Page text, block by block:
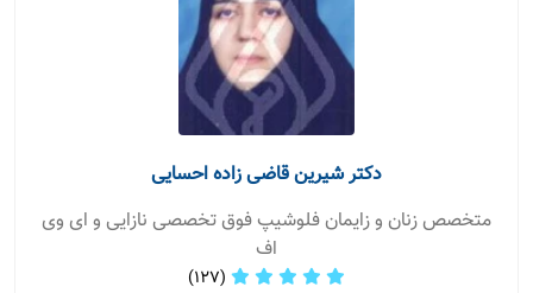
دکتر شیرین قاضی زاده احسایی
متخصص زنان و زایمان فلوشیپ فوق تخصصی نازایی و ای وی
اف
(127)